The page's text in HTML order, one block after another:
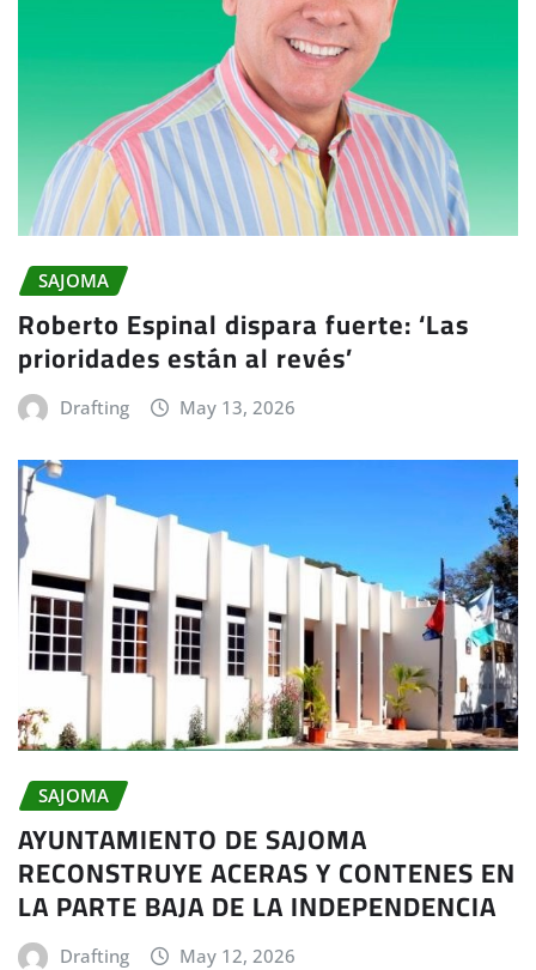
SAJOMA
Roberto Espinal dispara fuerte: ‘Las
prioridades están al revés’
Drafting May 13, 2026
SAJOMA
AYUNTAMIENTO DE SAJOMA
RECONSTRUYE ACERAS Y CONTENES EN
LA PARTE BAJA DE LA INDEPENDENCIA
Drafting May 12, 2026